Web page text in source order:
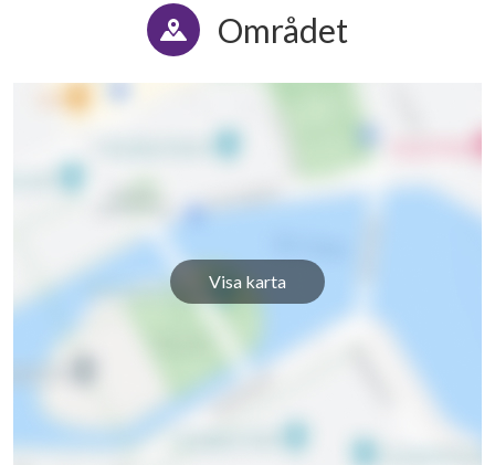
Området
Visa karta